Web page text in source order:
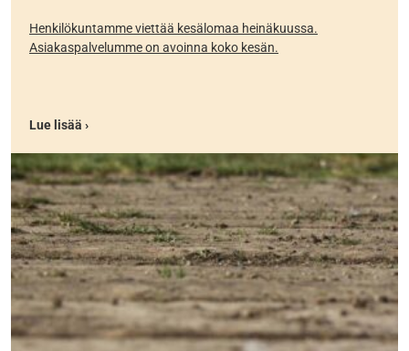
Henkilökuntamme viettää kesälomaa heinäkuussa.
Asiakaspalvelumme on avoinna koko kesän.
Lue lisää ›